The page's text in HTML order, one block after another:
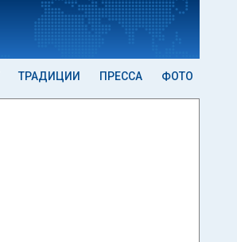
ТРАДИЦИИ ПРЕССА ФОТО